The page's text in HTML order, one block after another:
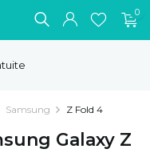
0
Samsung Z Fold 4
Galaxy Z